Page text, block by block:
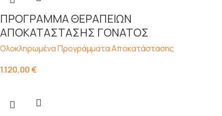
ΠΡΟΓΡΑΜΜΑ ΘΕΡΑΠΕΙΩΝ
ΑΠΟΚΑΤΑΣΤΑΣΗΣ ΓΟΝΑΤΟΣ
Ολοκληρωμένα Προγράμματα Αποκατάστασης
1.120,00€